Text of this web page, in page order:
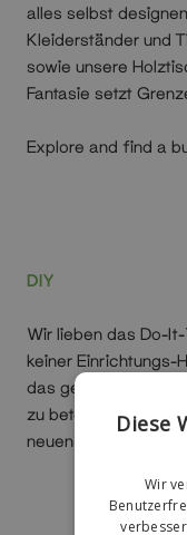
alles selbst
Kleiderständer und
sowie unsere
Fantasie setzt
Explore and find a
DIY
Wir lieben das Do-
keiner Einrichtungs-
das geht dir
zu beteiligen - egal,
neuen
Diese
Wir